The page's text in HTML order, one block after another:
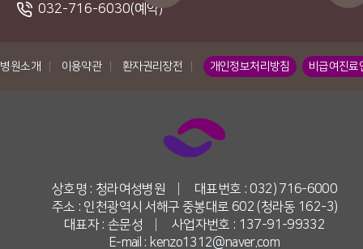
032-716-6030(예약)
병원소개 이용약관 환자권리장전 개인정보처리방침 비급여진료
상호명 : 청라여성병원
대표번호 : 032) 716-6000
주소 : 인천광역시 서해구 중봉대로 602 (청라동 162-3)
대표자 : 손문성
사업자번호 : 137-91-99332
E-mail : kenzo1312@naver.com